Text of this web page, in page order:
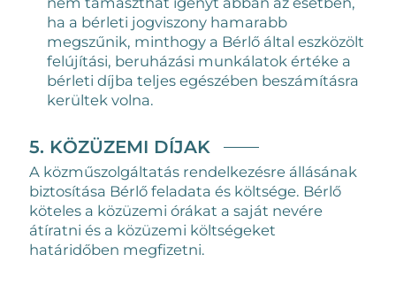
ha a bérleti jogviszony hamarabb
megszűnik, minthogy a Bérlő által eszközölt
felújítási, beruházási munkálatok értéke a
bérleti díjba teljes egészében beszámításra
kerültek volna.
5. KÖZÜZEMI DÍJAK
A közműszolgáltatás rendelkezésre állásának
biztosítása Bérlő feladata és költsége. Bérlő
köteles a közüzemi órákat a saját nevére
átíratni és a közüzemi költségeket
határidőben megfizetni.